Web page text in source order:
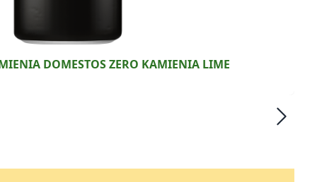
DOMESTOS ZERO KAMIENIA LIME